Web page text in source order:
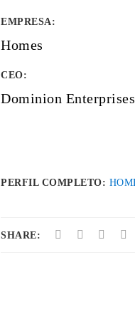
EMPRESA:
Homes
CEO:
Dominion Enterprises
PERFIL COMPLETO:
SHARE: